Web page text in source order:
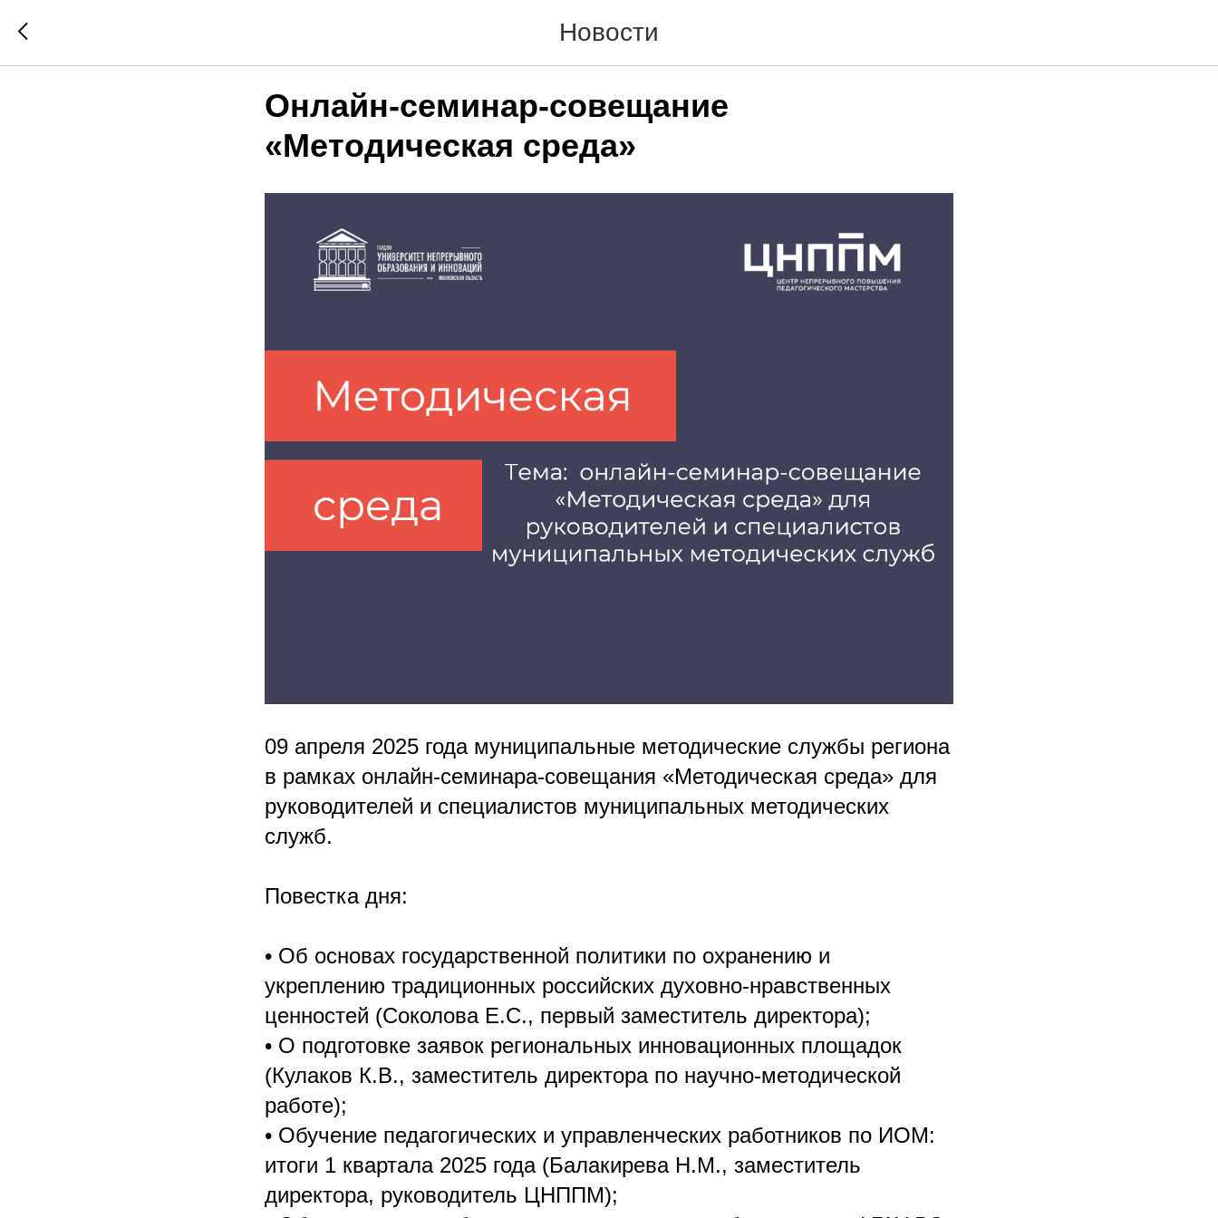
Новости
Онлайн-семинар-совещание
«Методическая среда»
09 апреля 2025 года муниципальные методические службы региона
в рамках онлайн-семинара-совещания «Методическая среда» для
руководителей и специалистов муниципальных методических
служб.
Повестка дня:
• Об основах государственной политики по охранению и
укреплению традиционных российских духовно-нравственных
ценностей (Соколова Е.С., первый заместитель директора);
• О подготовке заявок региональных инновационных площадок
(Кулаков К.В., заместитель директора по научно-методической
работе);
• Обучение педагогических и управленческих работников по ИОМ:
итоги 1 квартала 2025 года (Балакирева Н.М., заместитель
директора, руководитель ЦНППМ);